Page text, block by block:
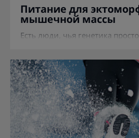
Питание для
мышечной массы
Есть люди, чья генетика просто